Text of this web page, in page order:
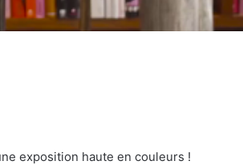
exposition haute en couleurs !